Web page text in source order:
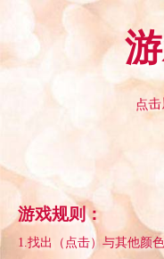
点
游戏规则：
1.找出（点击）与其他颜